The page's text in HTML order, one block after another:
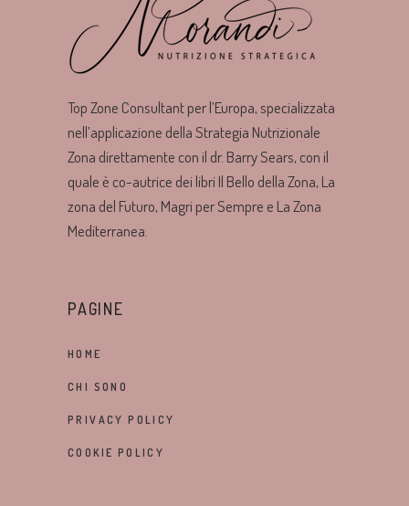
Top Zone Consultant per l’Europa, specializzata
nell’applicazione della Strategia Nutrizionale
Zona direttamente con il dr. Barry Sears, con il
quale è co-autrice dei libri Il Bello della Zona, La
zona del Futuro, Magri per Sempre e La Zona
Mediterranea.
PAGINE
HOME
CHI SONO
PRIVACY POLICY
COOKIE POLICY